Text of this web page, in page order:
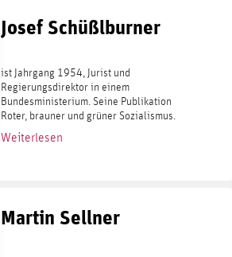
Josef Schüßlburner
ist Jahrgang 1954, Jurist und
Regierungsdirektor in einem
Bundesministerium. Seine Publikation
Roter, brauner und grüner Sozialismus.
Bewältigung ideologischer Übergänge von
SPD bis NSDAP und darüber hinaus
Weiterlesen
Martin Sellner